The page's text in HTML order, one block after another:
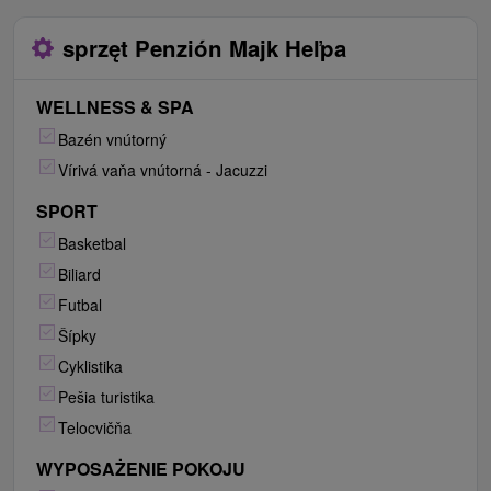
sprzęt Penzión Majk Heľpa
WELLNESS & SPA
Bazén vnútorný
Vírivá vaňa vnútorná - Jacuzzi
SPORT
Basketbal
Biliard
Futbal
Šípky
Cyklistika
Pešia turistika
Telocvičňa
WYPOSAŻENIE POKOJU